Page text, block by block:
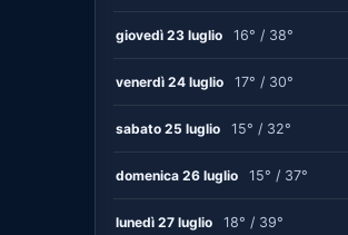
giovedì 23 luglio 16° / 38°
venerdì 24 luglio 17° / 30°
sabato 25 luglio 15° / 32°
domenica 26 luglio 15° / 37°
lunedì 27 luglio 18° / 39°